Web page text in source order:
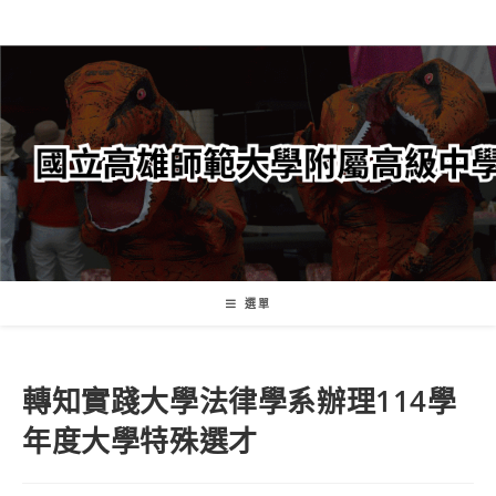
轉
要
內
容
選單
轉知實踐大學法律學系辦理114學
年度大學特殊選才